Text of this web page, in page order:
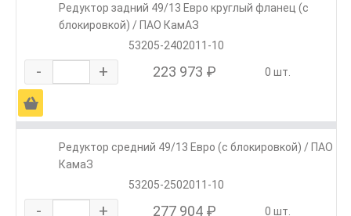
Редуктор задний 49/13 Евро круглый фланец (с
блокировкой) / ПАО КамАЗ
53205-2402011-10
- + 223 973 ₽ 0 шт.
Ä
Редуктор средний 49/13 Евро (с блокировкой) / ПАО
КамаЗ
53205-2502011-10
- + 277 904 ₽ 0 шт.